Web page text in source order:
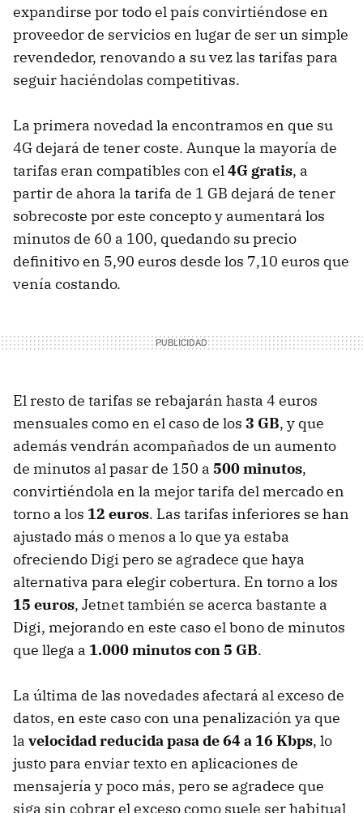
expandirse por todo el país convirtiéndose en
proveedor de servicios en lugar de ser un simple
revendedor, renovando a su vez las tarifas para
seguir haciéndolas competitivas.
La primera novedad la encontramos en que su
4G dejará de tener coste. Aunque la mayoría de
tarifas eran compatibles con el4G gratis, a
partir de ahora la tarifa de 1 GB dejará de tener
sobrecoste por este concepto y aumentará los
minutos de 60 a 100, quedando su precio
definitivo en 5,90 euros desde los 7,10 euros que
venía costando.
El resto de tarifas se rebajarán hasta 4 euros
mensuales como en el caso de los 3 GB, y que
además vendrán acompañados de un aumento
de minutos al pasar de 150 a 500 minutos,
convirtiéndola en la mejor tarifa del mercado en
torno a los 12 euros. Las tarifas inferiores se han
ajustado más o menos a lo que ya estaba
ofreciendo Digi pero se agradece que haya
alternativa para elegir cobertura. En torno a los
15 euros, Jetnet también se acerca bastante a
Digi, mejorando en este caso el bono de minutos
que llega a 1.000 minutos con 5 GB.
La última de las novedades afectará al exceso de
datos, en este caso con una penalización ya que
la velocidad reducida pasa de 64 a 16 Kbps, lo
justo para enviar texto en aplicaciones de
mensajería y poco más, pero se agradece que
siga sin cobrar el exceso como suele ser habitual